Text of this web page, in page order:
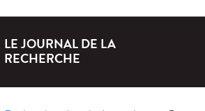
LE JOURNAL DE LA
RECHERCHE